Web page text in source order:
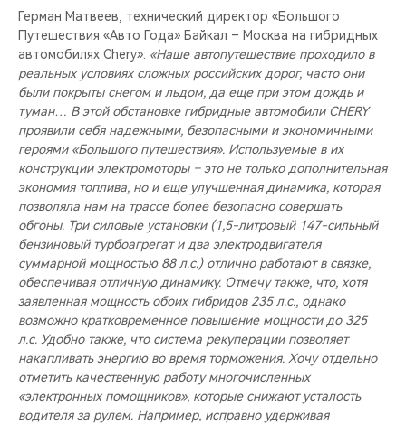
Герман Матвеев, технический директор «Большого
Путешествия «Авто Года» Байкал – Москва на гибридных
автомобилях Chery»: «Наше автопутешествие проходило в
реальных условиях сложных российских дорог, часто они
были покрыты снегом и льдом, да еще при этом дождь и
туман… В этой обстановке гибридные автомобили CHERY
проявили себя надежными, безопасными и экономичными
героями «Большого путешествия». Используемые в их
конструкции электромоторы – это не только дополнительная
экономия топлива, но и еще улучшенная динамика, которая
позволяла нам на трассе более безопасно совершать
обгоны. Три силовые установки (1,5-литровый 147-сильный
бензиновый турбоагрегат и два электродвигателя
суммарной мощностью 88 л.с.) отлично работают в связке,
обеспечивая отличную динамику. Отмечу также, что, хотя
заявленная мощность обоих гибридов 235 л.с., однако
возможно кратковременное повышение мощности до 325
л.с. Удобно также, что система рекуперации позволяет
накапливать энергию во время торможения. Хочу отдельно
отметить качественную работу многочисленных
«электронных помощников», которые снижают усталость
водителя за рулем. Например, исправно удерживая